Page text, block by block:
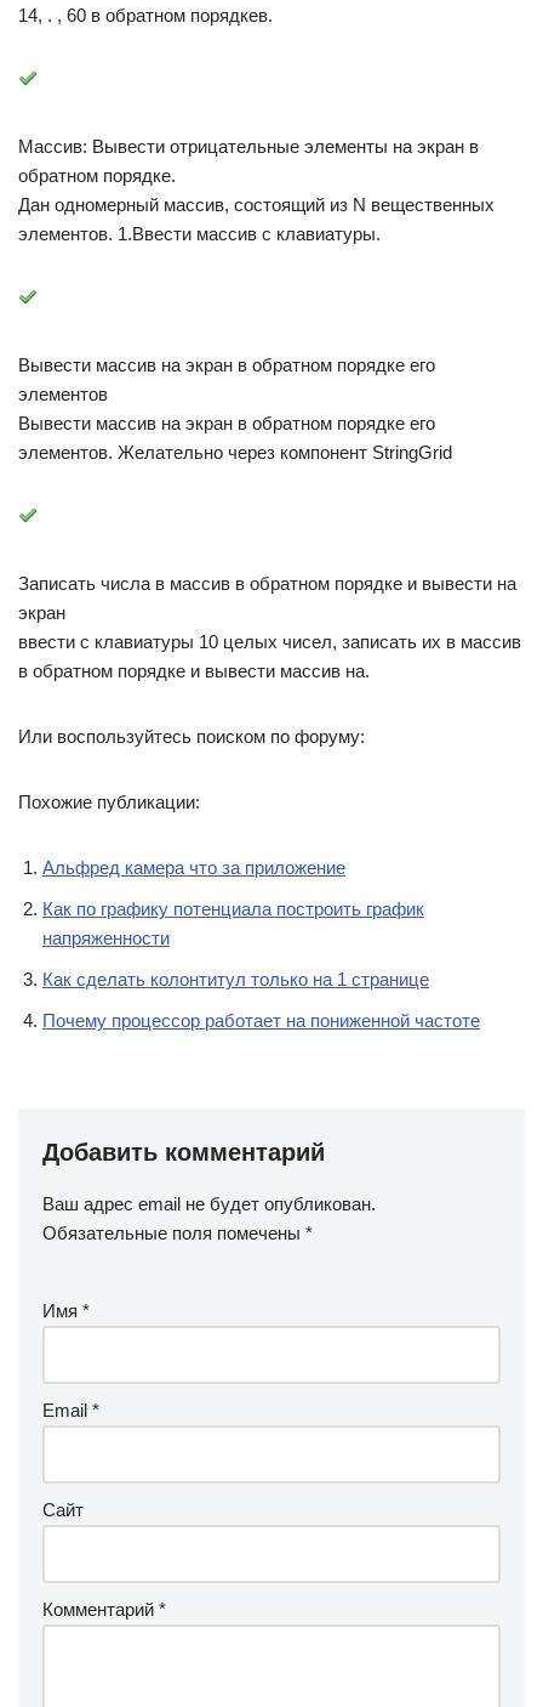
14, . , 60 в обратном порядкев.
Массив: Вывести отрицательные элементы на экран в
обратном порядке.
Дан одномерный массив, состоящий из N вещественных
элементов. 1.Ввести массив с клавиатуры.
Вывести массив на экран в обратном порядке его
элементов
Вывести массив на экран в обратном порядке его
элементов. Желательно через компонент StringGrid
Записать числа в массив в обратном порядке и вывести на
экран
ввести с клавиатуры 10 целых чисел, записать их в массив
в обратном порядке и вывести массив на.
Или воспользуйтесь поиском по форуму:
Похожие публикации:
Альфред камера что за приложение
Как по графику потенциала построить график
напряженности
Как сделать колонтитул только на 1 странице
Почему процессор работает на пониженной частоте
Добавить комментарий
Ваш адрес email не будет опубликован.
Обязательные поля помечены *
Имя *
Email *
Сайт
Комментарий *